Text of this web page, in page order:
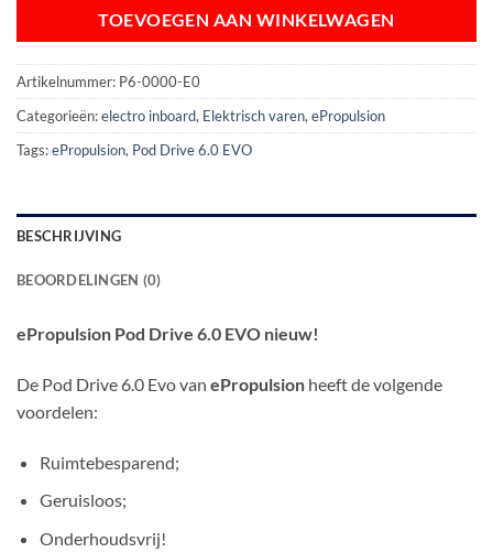
TOEVOEGEN AAN WINKELWAGEN
Artikelnummer: P6-0000-E0
Categorieën:electro inboard, Elektrisch varen,ePropulsion
Tags:ePropulsion, Pod Drive 6.0 EVO
BESCHRIJVING
BEOORDELINGEN (0)
ePropulsion Pod Drive 6.0 EVO nieuw!
De Pod Drive 6.0 Evo van ePropulsion heeft de volgende
voordelen:
Ruimtebesparend;
Geruisloos;
Onderhoudsvrij!